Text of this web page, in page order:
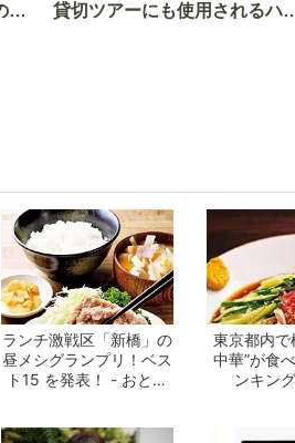
貸切ツアーにも使用されるハ
ランチ激戦区「新橋」の
昼メシグランプリ！ベス
ト15 を発表！ - おとな
東京都内で
中華”が食
ンキン